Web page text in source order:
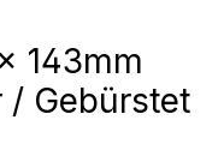
143mm
/ Gebürstet